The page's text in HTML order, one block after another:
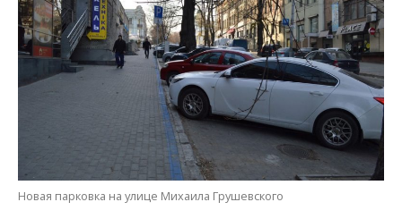
Новая парковка на улице Михаила Грушевского